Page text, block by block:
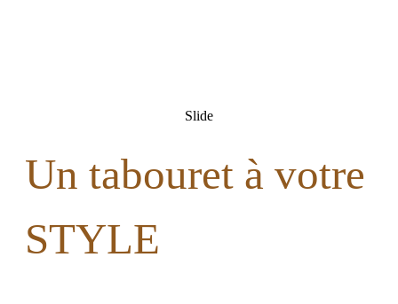
Slide
Un tabouret à votre
STYLE